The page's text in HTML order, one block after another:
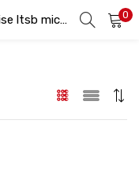
Tagged: "windows 10 enterprise ltsb microsoft store" 0
KAYIT OL